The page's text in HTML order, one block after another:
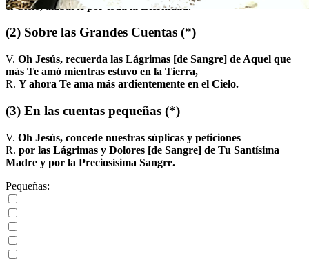
el Cielo, alabarte por toda la Eternidad.
(2) Sobre las Grandes Cuentas (*)
V. Oh Jesús, recuerda las Lágrimas [de Sangre] de Aquel que
más Te amó mientras estuvo en la Tierra,
R. Y ahora Te ama más ardientemente en el Cielo.
(3) En las cuentas pequeñas (*)
V. Oh Jesús, concede nuestras súplicas y peticiones
R. por las Lágrimas y Dolores [de Sangre] de Tu Santísima
Madre y por la Preciosísima Sangre.
Pequeñas: